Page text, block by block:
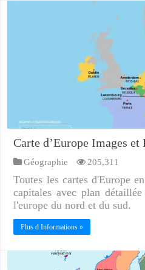
Carte d’Europe Images et
Géographie 205,311
Toutes les cartes d'Europe
capitales avec plan
l'europe du nord et du sud.
Plus d Informations »